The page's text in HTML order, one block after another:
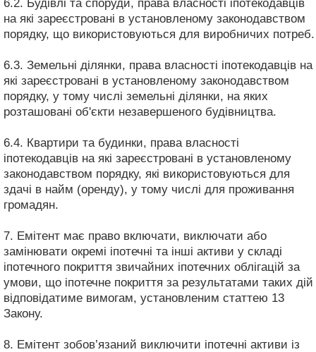
6.2. Будівлі та споруди, права власності іпотекодавців
на які зареєстровані в установленому законодавством
порядку, що використовуються для виробничих потреб.
6.3. Земельні ділянки, права власності іпотекодавців на
які зареєстровані в установленому законодавством
порядку, у тому числі земельні ділянки, на яких
розташовані об'єкти незавершеного будівництва.
6.4. Квартири та будинки, права власності
іпотекодавців на які зареєстровані в установленому
законодавством порядку, які використовуються для
здачі в найм (оренду), у тому числі для проживання
громадян.
7. Емітент має право включати, виключати або
замінювати окремі іпотечні та інші активи у складі
іпотечного покриття звичайних іпотечних облігацій за
умови, що іпотечне покриття за результатами таких дій
відповідатиме вимогам, установленим статтею 13
Закону.
8. Емітент зобов’язаний виключити іпотечні активи із